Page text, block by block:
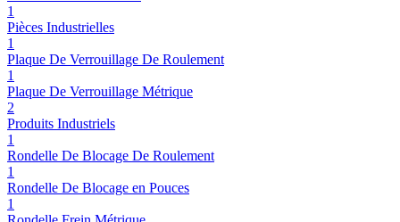
1
Pièces Industrielles
1
Plaque De Verrouillage De Roulement
1
Plaque De Verrouillage Métrique
2
Produits Industriels
1
Rondelle De Blocage De Roulement
1
Rondelle De Blocage en Pouces
1